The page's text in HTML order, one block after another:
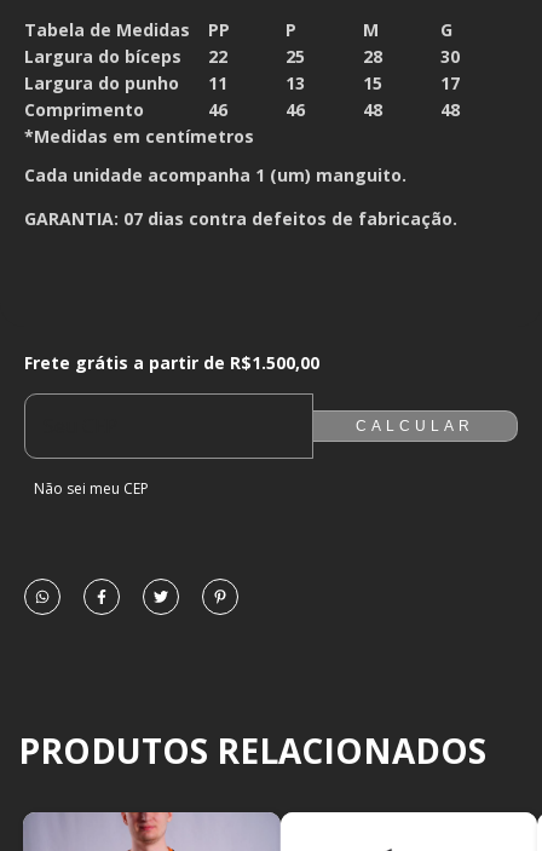
Tabela de Medidas
PP P M
G
Largura do bíceps
22 25 28
30
Largura do punho
11 13 15
17
Comprimento
46 46 48
48
*Medidas em centímetros
Cada unidade acompanha 1 (um) manguito.
GARANTIA: 07 dias contra defeitos de fabricação.
Frete grátis a partir deR$1.500,00
ALTERAR CEP
Frete grátis a partir de R$1.500,00
CALCULAR
Não sei meu CEP
PRODUTOS RELACIONADOS